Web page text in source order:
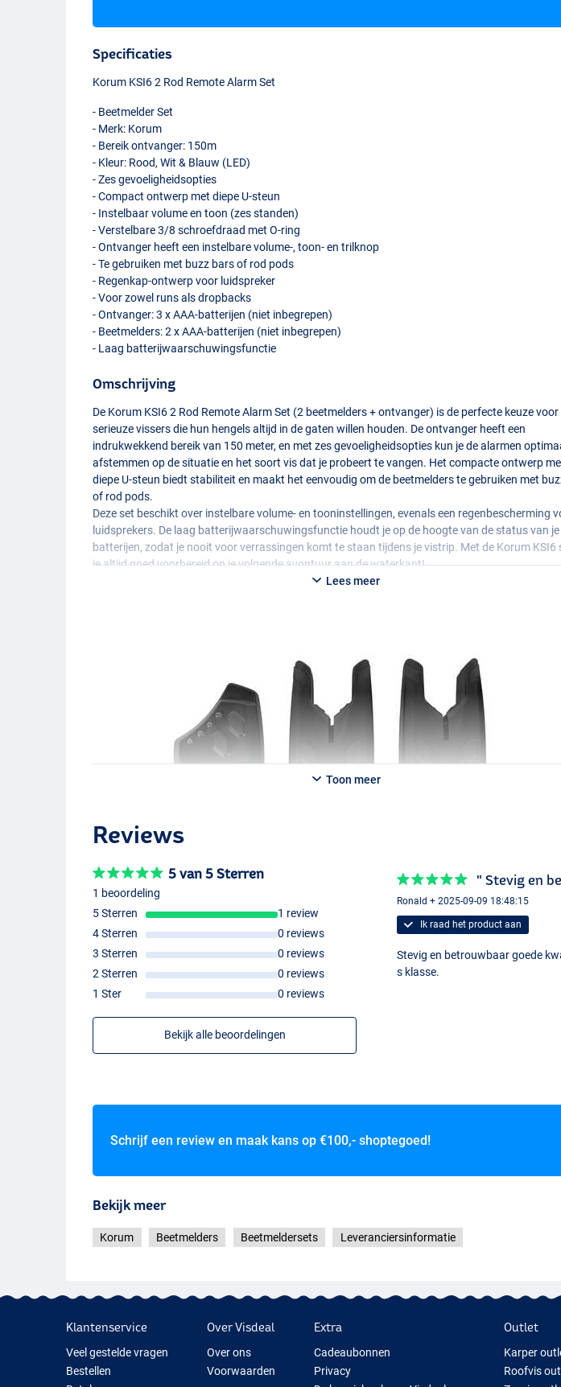
Specificaties
Korum KSI6 2 Rod Remote Alarm Set
- Beetmelder Set
- Merk: Korum
- Bereik ontvanger: 150m
- Kleur: Rood, Wit & Blauw (LED)
- Zes gevoeligheidsopties
- Compact ontwerp met diepe U-steun
- Instelbaar volume en toon (zes standen)
- Verstelbare 3/8 schroefdraad met O-ring
- Ontvanger heeft een instelbare volume-, toon- en trilknop
- Te gebruiken met buzz bars of rod pods
- Regenkap-ontwerp voor luidspreker
- Voor zowel runs als dropbacks
- Ontvanger: 3 xAAA-batterijen (niet inbegrepen)
- Beetmelders: 2 xAAA-batterijen (niet inbegrepen)
- Laag batterijwaarschuwingsfunctie
Omschrijving
De Korum KSI6 2 Rod Remote Alarm Set (2 beetmelders + ontvanger) is de perfecte keuze voor
serieuze vissers die hun hengels altijd in de gaten willen houden. De ontvanger heeft een
indrukwekkend bereik van 150 meter, en met zes gevoeligheidsopties kun je de alarmen
afstemmen op de situatie en het soort vis dat je probeert te vangen. Het compacte ontwerp
diepe U-steun biedt stabiliteit en maakt het eenvoudig om de beetmelders te gebruiken met
of rod pods.
Deze set beschikt over instelbare volume- en tooninstellingen, evenals een regenbescherming
luidsprekers. De laag batterijwaarschuwingsfunctie houdt je op de hoogte van de status van je
batterijen, zodat je nooit voor verrassingen komt te staan tijdens je vistrip. Met de Korum KSI6
je altijd goed voorbereid op je volgende avontuur aan de waterkant!
Lees meer
Toon meer
Reviews
5 van 5 Sterren
1 beoordeling
5 Sterren
1 review
4 Sterren
0 reviews
3 Sterren
0 reviews
2 Sterren
0 reviews
1 Ster
0 reviews
Bekijk alle beoordelingen
" Stevig en
Ronald + 2025-09-09 18:48:15
Ik raad het product aan
Stevig en betrouwbaar goede
s klasse.
Schrijf een review en maak kans op €100,- shoptegoed!
Bekijk meer
Korum Beetmelders Beetmeldersets Leveranciersinformatie
Klantenservice
Veel gestelde vragen
Bestellen
Over Visdeal
Over ons
Voorwaarden
Extra
Cadeaubonnen
Privacy
Outlet
Karper
Roofvis